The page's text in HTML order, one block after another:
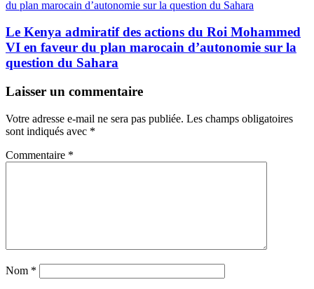
Le Kenya admiratif des actions du Roi Mohammed
VI en faveur du plan marocain d’autonomie sur la
question du Sahara
Laisser un commentaire
Votre adresse e-mail ne sera pas publiée. Les champs obligatoires
sont indiqués avec *
Commentaire *
Nom *